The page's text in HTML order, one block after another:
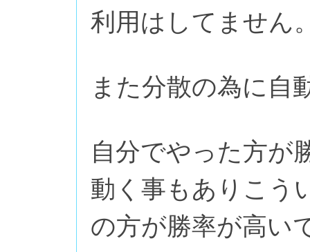
利用はしてません
また分散の為に自
自分でやった方が
動く事もありこう
の方が勝率が高い